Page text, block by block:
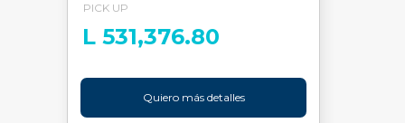
PICK UP
L 531,376.80
Quiero más detalles